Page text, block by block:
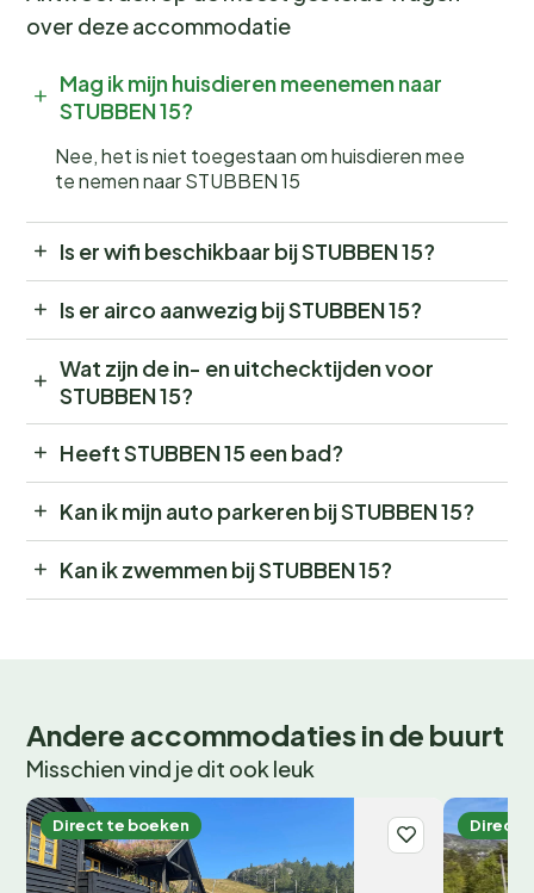
over deze accommodatie
Mag ik mijn huisdieren meenemen naar
STUBBEN 15?
Nee, het is niet toegestaan om huisdieren mee
te nemen naar STUBBEN 15
Is er wifi beschikbaar bij STUBBEN 15?
Is er airco aanwezig bij STUBBEN 15?
Wat zijn de in- en uitchecktijden voor
STUBBEN 15?
Heeft STUBBEN 15 een bad?
Kan ik mijn auto parkeren bij STUBBEN 15?
Kan ik zwemmen bij STUBBEN 15?
Andere accommodaties in de buurt
Misschien vind je dit ook leuk
Direct te boeken Direct